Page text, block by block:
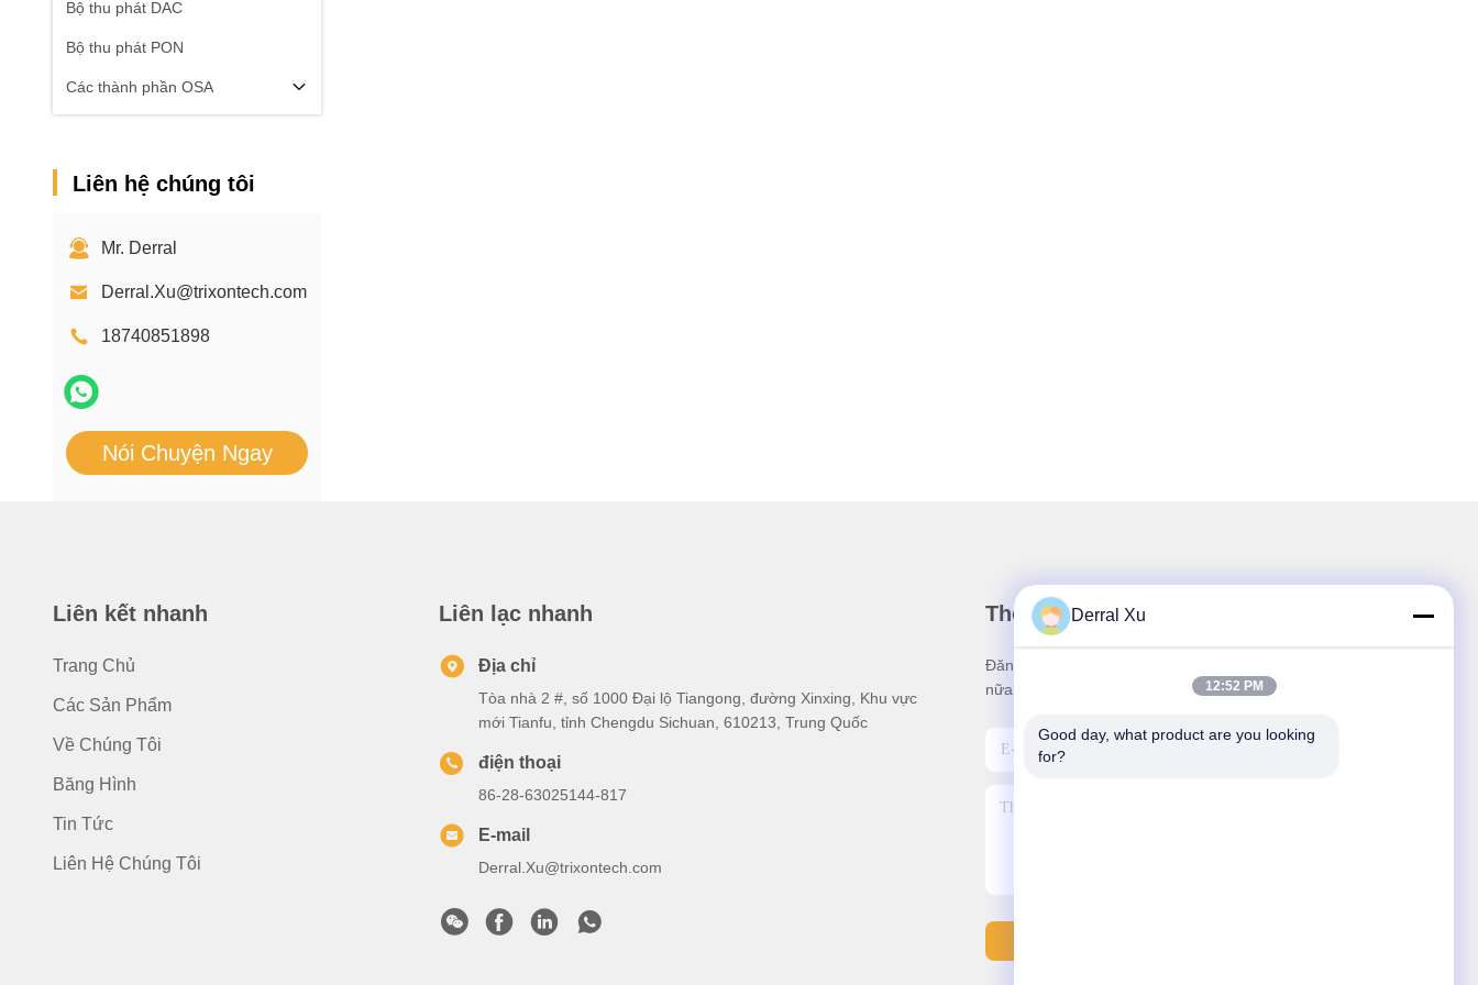
Bộ thu phát DAC
Bộ thu phát PON
Các thành phần OSA
Liên hệ chúng tôi
Mr. Derral
Derral.Xu@trixontech.com
18740851898
Nói Chuyện Ngay
Liên kết nhanh
Trang Chủ
Các Sản Phẩm
Về Chúng Tôi
Băng Hình
Tin Tức
Liên Hệ Chúng Tôi
Liên lạc nhanh
Địa chỉ
Tòa nhà 2 #, số 1000 Đại lộ Tiangong, đường Xinxing, Khu vực
mới Tianfu, tỉnh Chengdu Sichuan, 610213, Trung Quốc
điện thoại
86-28-63025144-817
E-mail
Derral.Xu@trixontech.com
Thông tin của chúng tôi
Đăng ký bản tin của chúng tôi để được giảm giá và nhiều hơn
nữa.
Derral Xu
12:52 PM
Good day, what product are you looking
for?